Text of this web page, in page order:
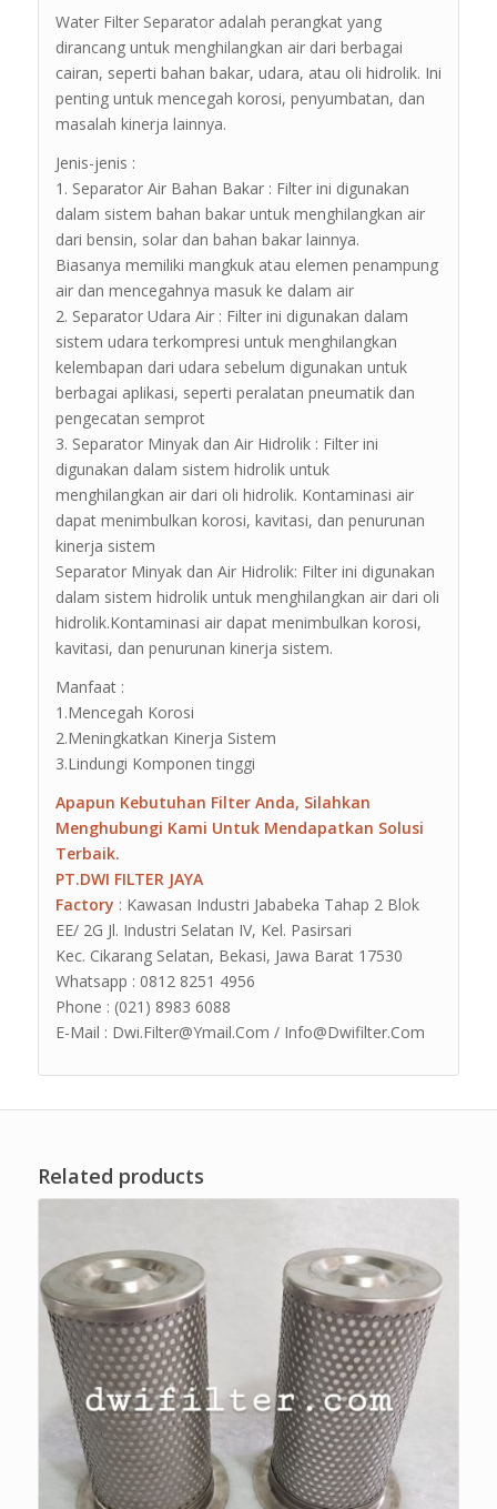
Water Filter Separator adalah perangkat yang
dirancang untuk menghilangkan air dari berbagai
cairan, seperti bahan bakar, udara, atau oli hidrolik. Ini
penting untuk mencegah korosi, penyumbatan, dan
masalah kinerja lainnya.
Jenis-jenis :
1. Separator Air Bahan Bakar : Filter ini digunakan
dalam sistem bahan bakar untuk menghilangkan air
dari bensin, solar dan bahan bakar lainnya.
Biasanya memiliki mangkuk atau elemen penampung
air dan mencegahnya masuk ke dalam air
2. Separator Udara Air : Filter ini digunakan dalam
sistem udara terkompresi untuk menghilangkan
kelembapan dari udara sebelum digunakan untuk
berbagai aplikasi, seperti peralatan pneumatik dan
pengecatan semprot
3. Separator Minyak dan Air Hidrolik : Filter ini
digunakan dalam sistem hidrolik untuk
menghilangkan air dari oli hidrolik. Kontaminasi air
dapat menimbulkan korosi, kavitasi, dan penurunan
kinerja sistem
Separator Minyak dan Air Hidrolik: Filter ini digunakan
dalam sistem hidrolik untuk menghilangkan air dari oli
hidrolik.Kontaminasi air dapat menimbulkan korosi,
kavitasi, dan penurunan kinerja sistem.
Manfaat :
1.Mencegah Korosi
2.Meningkatkan Kinerja Sistem
3.Lindungi Komponen tinggi
Apapun Kebutuhan Filter Anda, Silahkan
Menghubungi Kami Untuk Mendapatkan Solusi
Terbaik.
PT.DWI FILTER JAYA
Factory : Kawasan Industri Jababeka Tahap 2 Blok
EE/ 2G Jl. Industri Selatan IV, Kel. Pasirsari
Kec. Cikarang Selatan, Bekasi, Jawa Barat 17530
Whatsapp : 0812 8251 4956
Phone : (021) 8983 6088
E-Mail : Dwi.Filter@Ymail.Com / Info@Dwifilter.Com
Related products